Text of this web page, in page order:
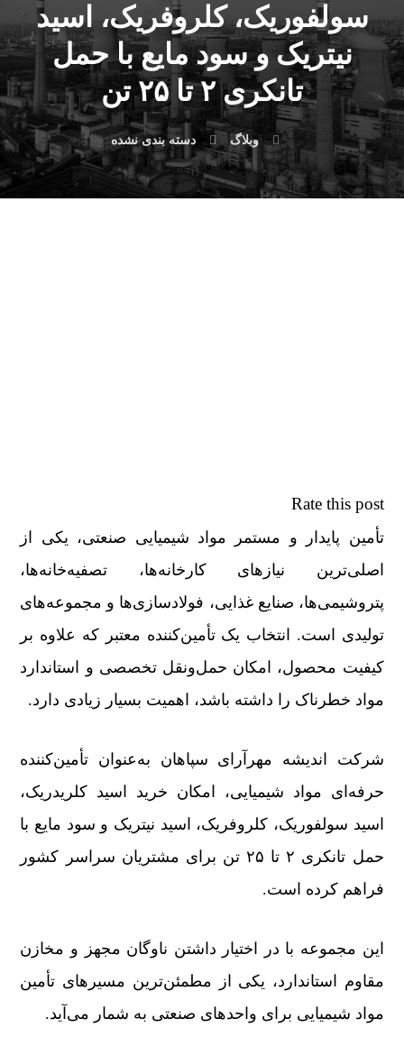
سولفوریک، کلروفریک، اسید
نیتریک و سود مایع با حمل
تانکری ۲ تا ۲۵ تن
وبلاگ دسته بندی نشده
Rate this post
تأمین پایدار و مستمر مواد شیمیایی صنعتی، یکی از
اصلی‌ترین نیازهای کارخانه‌ها، تصفیه‌خانه‌ها،
پتروشیمی‌ها، صنایع غذایی، فولادسازی‌ها و مجموعه‌های
تولیدی است. انتخاب یک تأمین‌کننده معتبر که علاوه بر
کیفیت محصول، امکان حمل‌ونقل تخصصی و استاندارد
مواد خطرناک را داشته باشد، اهمیت بسیار زیادی دارد.
شرکت اندیشه مهرآرای سپاهان به‌عنوان تأمین‌کننده
حرفه‌ای مواد شیمیایی، امکان خرید اسید کلریدریک،
اسید سولفوریک، کلروفریک، اسید نیتریک و سود مایع با
حمل تانکری ۲ تا ۲۵ تن برای مشتریان سراسر کشور
فراهم کرده است.
این مجموعه با در اختیار داشتن ناوگان مجهز و مخازن
مقاوم استاندارد، یکی از مطمئن‌ترین مسیرهای تأمین
مواد شیمیایی برای واحدهای صنعتی به شمار می‌آید.